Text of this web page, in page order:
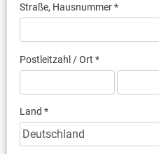
Straße, Hausnummer *
Postleitzahl / Ort *
Land *